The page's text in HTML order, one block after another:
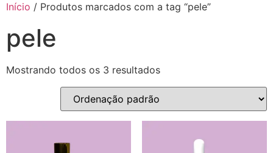
Início / Produtos marcados com a tag “pele”
pele
Mostrando todos os 3 resultados